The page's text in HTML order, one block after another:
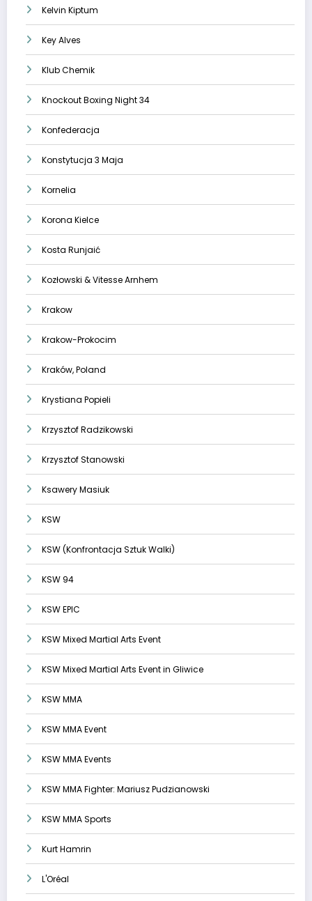
Kelvin Kiptum
Key Alves
Klub Chemik
Knockout Boxing Night 34
Konfederacja
Konstytucja 3 Maja
Kornelia
Korona Kielce
Kosta Runjaić
Kozłowski & Vitesse Arnhem
Krakow
Krakow-Prokocim
Kraków, Poland
Krystiana Popieli
Krzysztof Radzikowski
Krzysztof Stanowski
Ksawery Masiuk
KSW
KSW (Konfrontacja Sztuk Walki)
KSW 94
KSW EPIC
KSW Mixed Martial Arts Event
KSW Mixed Martial Arts Event in Gliwice
KSW MMA
KSW MMA Event
KSW MMA Events
KSW MMA Fighter: Mariusz Pudzianowski
KSW MMA Sports
Kurt Hamrin
L'Oréal